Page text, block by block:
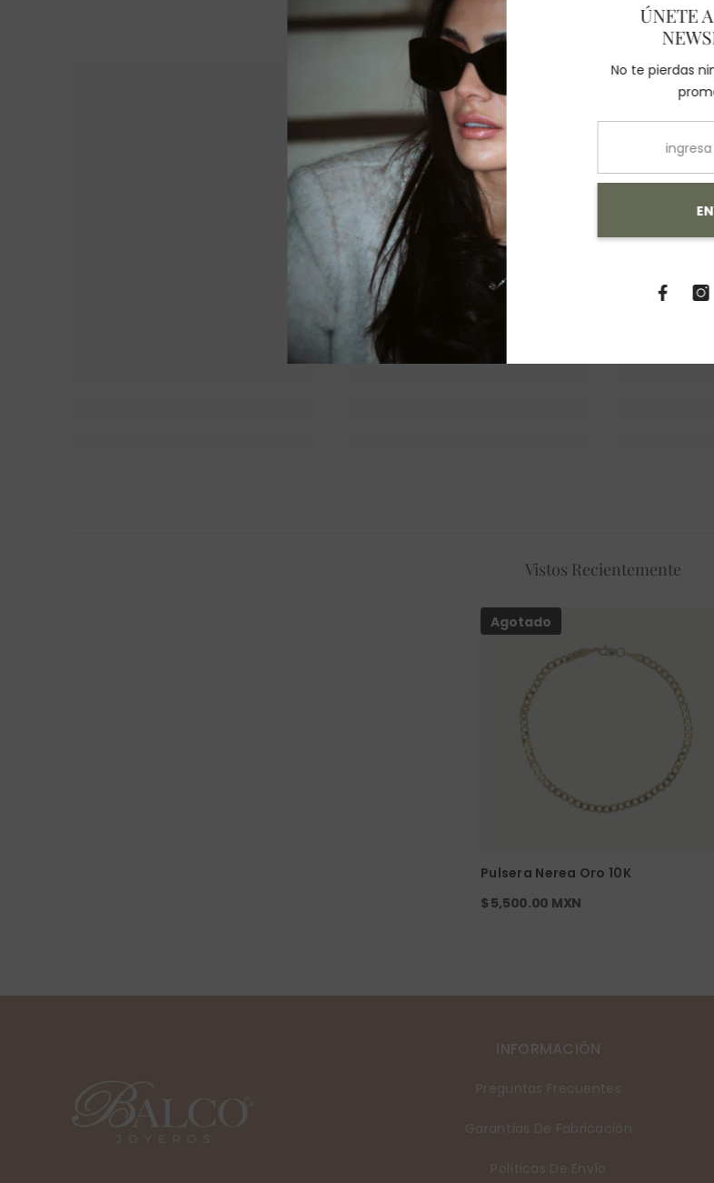
Compartir
También Te Recomendamos
Vistos Recientemente
Agotado
Pulsera Nerea Oro 10K
$ 5,500.00 MXN
INFORMACIÓN
Preguntas Frecuentes
Garantías De Fabricación
Políticas De Envío